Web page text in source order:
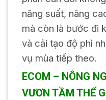
năng suất, nâng
mà còn là bước đi
và cải tạo độ phì
vụ mùa tiếp theo.
ECOM – NÔNG
VƯƠN TẦM THẾ